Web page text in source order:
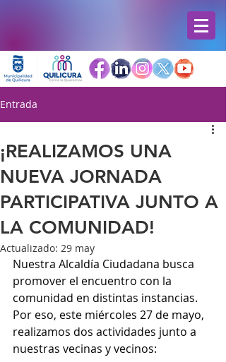
Entrada
¡REALIZAMOS UNA
NUEVA JORNADA
PARTICIPATIVA JUNTO A
LA COMUNIDAD!
Actualizado: 29 may
Nuestra Alcaldía Ciudadana busca
promover el encuentro con la
comunidad en distintas instancias.
Por eso, este miércoles 27 de mayo,
realizamos dos actividades junto a
nuestras vecinas y vecinos: